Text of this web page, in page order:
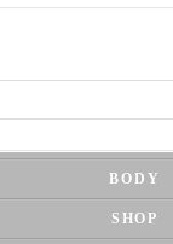
BODY
SHOP